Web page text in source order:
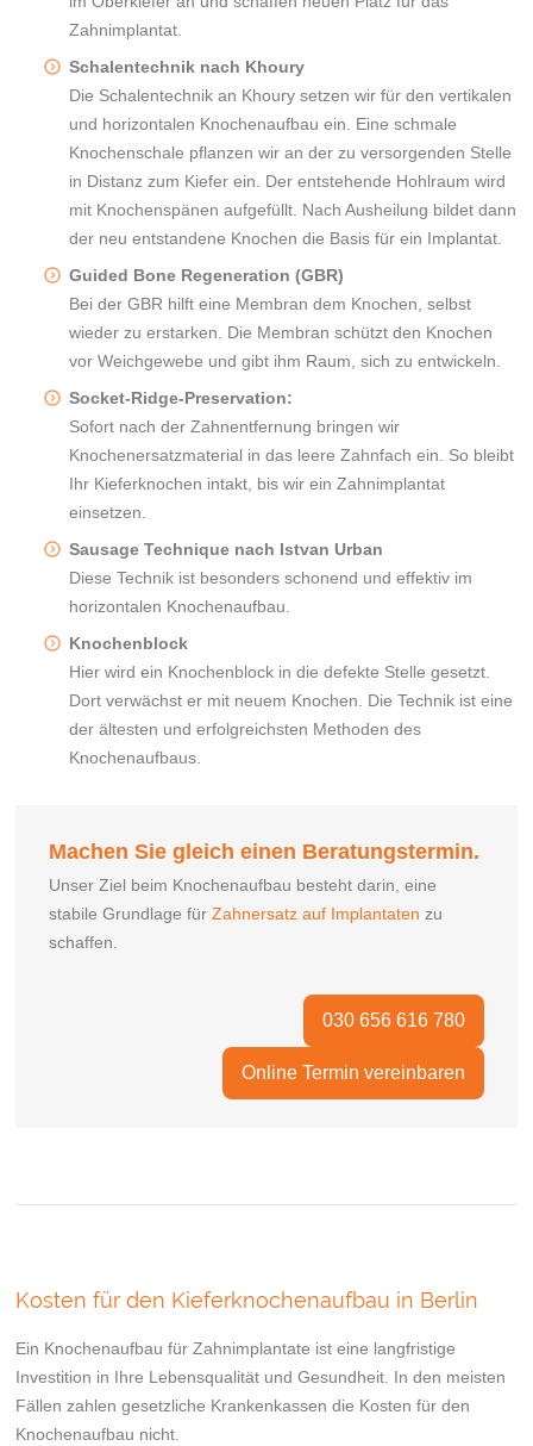
Zahnimplantat.
Schalentechnik nach Khoury
Die Schalentechnik an Khoury setzen wir für den vertikalen
und horizontalen Knochenaufbau ein. Eine schmale
Knochenschale pflanzen wir an der zu versorgenden Stelle
in Distanz zum Kiefer ein. Der entstehende Hohlraum wird
mit Knochenspänen aufgefüllt. Nach Ausheilung bildet dann
der neu entstandene Knochen die Basis für ein Implantat.
Guided Bone Regeneration (GBR)
Bei der GBR hilft eine Membran dem Knochen, selbst
wieder zu erstarken. Die Membran schützt den Knochen
vor Weichgewebe und gibt ihm Raum, sich zu entwickeln.
Socket-Ridge-Preservation:
Sofort nach der Zahnentfernung bringen wir
Knochenersatzmaterial in das leere Zahnfach ein. So bleibt
Ihr Kieferknochen intakt, bis wir ein Zahnimplantat
einsetzen.
Sausage Technique nach Istvan Urban
Diese Technik ist besonders schonend und effektiv im
horizontalen Knochenaufbau.
Knochenblock
Hier wird ein Knochenblock in die defekte Stelle gesetzt.
Dort verwächst er mit neuem Knochen. Die Technik ist eine
der ältesten und erfolgreichsten Methoden des
Knochenaufbaus.
Machen Sie gleich einen Beratungstermin.
Unser Ziel beim Knochenaufbau besteht darin, eine
stabile Grundlage fürZahnersatz auf Implantaten zu
schaffen.
030 656 616 780
Online Termin vereinbaren
Kosten für den Kieferknochenaufbau in Berlin
Ein Knochenaufbau für Zahnimplantate ist eine langfristige
Investition in Ihre Lebensqualität und Gesundheit. In den meisten
Fällen zahlen gesetzliche Krankenkassen die Kosten für den
Knochenaufbau nicht.